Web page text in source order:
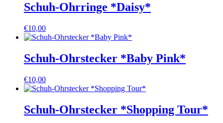
Schuh-Ohrringe *Daisy*
€10,00
Schuh-Ohrstecker *Baby Pink*
€10,00
Schuh-Ohrstecker *Shopping Tour*